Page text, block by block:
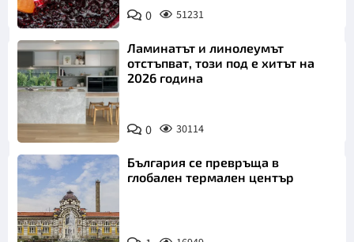
0 51231
Ламинатът и линолеумът
отстъпват, този под е хитът на
2026 година
0 30114
България се превръща в
глобален термален център